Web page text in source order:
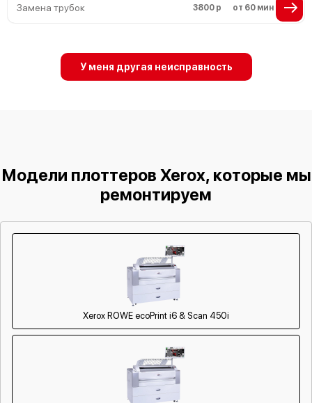
Замена трубок 3800 р от 60 мин
У меня другая неисправность
Модели плоттеров Xerox, которые мы
ремонтируем
Xerox ROWE ecoPrint i6 & Scan 450i